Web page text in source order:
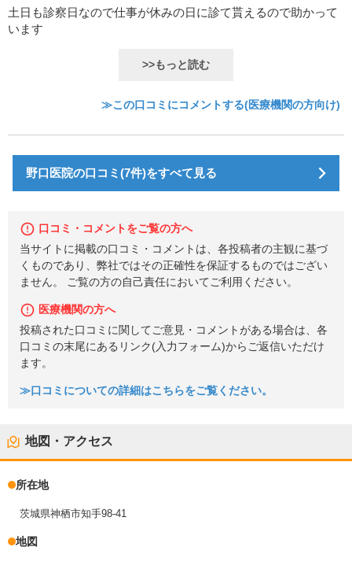
土日も診察日なので仕事が休みの日に診て貰えるので助かって
います
>>もっと読む
≫この口コミにコメントする(医療機関の方向け)
野口医院の口コミ(7件)をすべて見る
口コミ・コメントをご覧の方へ
当サイトに掲載の口コミ・コメントは、各投稿者の主観に基づ
くものであり、弊社ではその正確性を保証するものではござい
ません。 ご覧の方の自己責任においてご利用ください。
医療機関の方へ
投稿された口コミに関してご意見・コメントがある場合は、各
口コミの末尾にあるリンク(入力フォーム)からご返信いただけ
ます。
≫口コミについての詳細はこちらをご覧ください。
地図・アクセス
所在地
茨城県神栖市知手98-41
地図